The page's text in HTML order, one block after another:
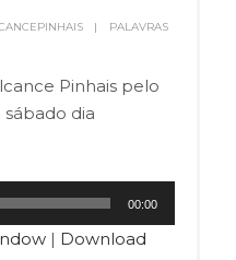
PALAVRAS
Pinhais pelo
dia
00:00
| Download